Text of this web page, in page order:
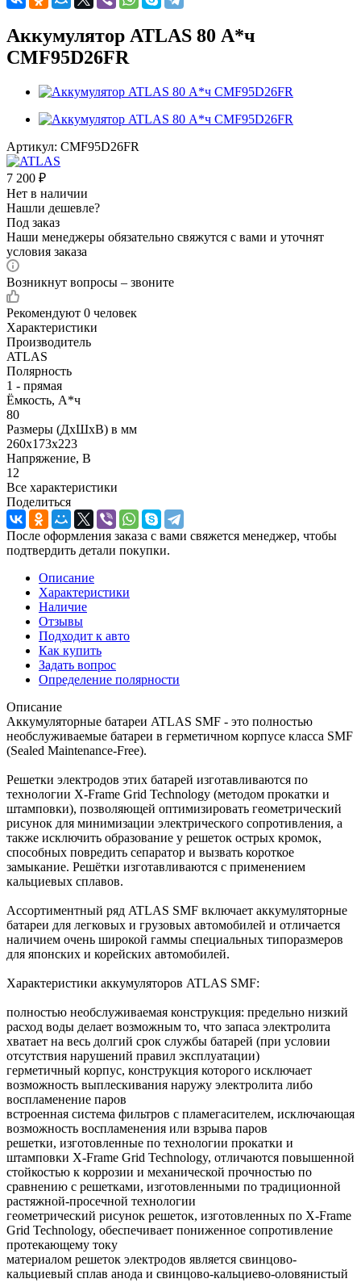
Аккумулятор ATLAS 80 А*ч
CMF95D26FR
Артикул: CMF95D26FR
7 200 ₽
Нет в наличии
Нашли дешевле?
Под заказ
Наши менеджеры обязательно свяжутся с вами и уточнят
условия заказа
Возникнут вопросы – звоните
Рекомендуют 0 человек
Характеристики
Производитель
ATLAS
Полярность
1 - прямая
Ёмкость, А*ч
80
Размеры (ДхШхВ) в мм
260x173x223
Напряжение, В
12
Все характеристики
Поделиться
После оформления заказа с вами свяжется менеджер, чтобы
подтвердить детали покупки.
Описание
Характеристики
Наличие
Отзывы
Подходит к авто
Как купить
Задать вопрос
Определение полярности
Описание
Аккумуляторные батареи ATLAS SMF - это полностью
необслуживаемые батареи в герметичном корпусе класса SMF
(Sealed Maintenance-Free).
Решетки электродов этих батарей изготавливаются по
технологии X-Frame Grid Technology (методом прокатки и
штамповки), позволяющей оптимизировать геометрический
рисунок для минимизации электрического сопротивления, а
также исключить образование у решеток острых кромок,
способных повредить сепаратор и вызвать короткое
замыкание. Решётки изготавливаются с применением
кальциевых сплавов.
Ассортиментный ряд ATLAS SMF включает аккумуляторные
батареи для легковых и грузовых автомобилей и отличается
наличием очень широкой гаммы специальных типоразмеров
для японских и корейских автомобилей.
Характеристики аккумуляторов ATLAS SMF:
полностью необслуживаемая конструкция: предельно низкий
расход воды делает возможным то, что запаса электролита
хватает на весь долгий срок службы батарей (при условии
отсутствия нарушений правил эксплуатации)
герметичный корпус, конструкция которого исключает
возможность выплескивания наружу электролита либо
воспламенение паров
встроенная система фильтров с пламегасителем, исключающая
возможность воспламенения или взрыва паров
решетки, изготовленные по технологии прокатки и
штамповки X-Frame Grid Technology, отличаются повышенной
стойкостью к коррозии и механической прочностью по
сравнению с решетками, изготовленными по традиционной
растяжной-просечной технологии
геометрический рисунок решеток, изготовленных по X-Frame
Grid Technology, обеспечивает пониженное сопротивление
протекающему току
материалом решеток электродов является свинцово-
кальциевый сплав анода и свинцово-кальциево-оловянистый